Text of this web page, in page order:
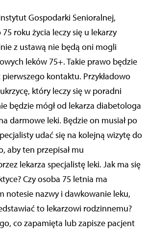
Gospodarki Senioralnej,
roku życia leczy się u lekarzy
z ustawą nie będą oni mogli
leków 75+. Takie prawo będzie
pierwszego kontaktu. Przykładowo
który leczy się w poradni
będzie mógł od lekarza diabetologa
darmowe leki. Będzie on musiał po
udać się na kolejną wizytę do
aby ten przepisał mu
lekarza specjalistę leki. Jak ma się
Czy osoba 75 letnia ma
notesie nazwy i dawkowanie leku,
to lekarzowi rodzinnemu?
co zapamięta lub zapisze pacjent